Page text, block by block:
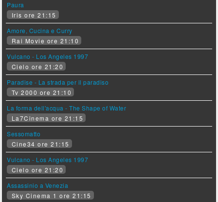
Paura
Iris ore 21:15
Amore, Cucina e Curry
Rai Movie ore 21:10
Vulcano - Los Angeles 1997
Cielo ore 21:20
Paradise - La strada per il paradiso
Tv 2000 ore 21:10
La forma dell'acqua - The Shape of Water
La7Cinema ore 21:15
Sessomatto
Cine34 ore 21:15
Vulcano - Los Angeles 1997
Cielo ore 21:20
Assassinio a Venezia
Sky Cinema 1 ore 21:15